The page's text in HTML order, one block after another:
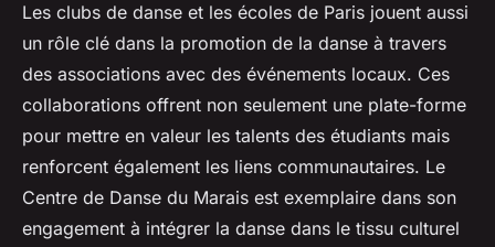
Les clubs de danse et les écoles de Paris jouent aussi
un rôle clé dans la promotion de la danse à travers
des associations avec des événements locaux. Ces
collaborations offrent non seulement une plate-forme
pour mettre en valeur les talents des étudiants mais
renforcent également les liens communautaires. Le
Centre de Danse du Marais est exemplaire dans son
engagement à intégrer la danse dans le tissu culturel